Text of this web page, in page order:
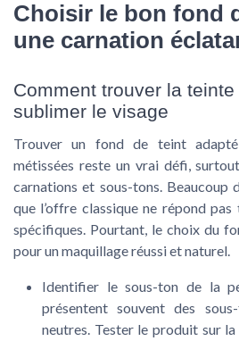
Choisir le bon fond
une carnation
Comment trouver la
sublimer le visage
Trouver un fond de teint
métissées reste un vrai défi,
carnations et sous-tons. Beaucoup
que l’offre classique ne répond
spécifiques. Pourtant, le choix du
pour un maquillage réussi et naturel.
Identifier le sous-ton de la
présentent souvent des
neutres. Tester le produit sur